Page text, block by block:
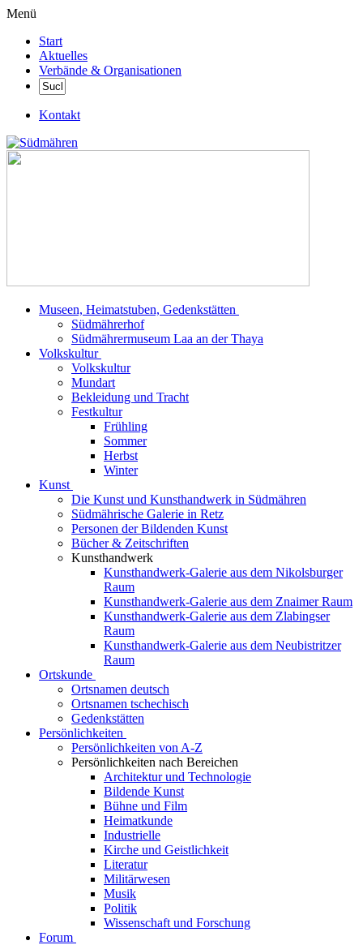
Menü
Start
Aktuelles
Verbände & Organisationen
Kontakt
Museen, Heimatstuben, Gedenkstätten
Südmährerhof
Südmährermuseum Laa an der Thaya
Volkskultur
Volkskultur
Mundart
Bekleidung und Tracht
Festkultur
Frühling
Sommer
Herbst
Winter
Kunst
Die Kunst und Kunsthandwerk in Südmähren
Südmährische Galerie in Retz
Personen der Bildenden Kunst
Bücher & Zeitschriften
Kunsthandwerk
Kunsthandwerk-Galerie aus dem Nikolsburger
Raum
Kunsthandwerk-Galerie aus dem Znaimer Raum
Kunsthandwerk-Galerie aus dem Zlabingser
Raum
Kunsthandwerk-Galerie aus dem Neubistritzer
Raum
Ortskunde
Ortsnamen deutsch
Ortsnamen tschechisch
Gedenkstätten
Persönlichkeiten
Persönlichkeiten von A-Z
Persönlichkeiten nach Bereichen
Architektur und Technologie
Bildende Kunst
Bühne und Film
Heimatkunde
Industrielle
Kirche und Geistlichkeit
Literatur
Militärwesen
Musik
Politik
Wissenschaft und Forschung
Forum